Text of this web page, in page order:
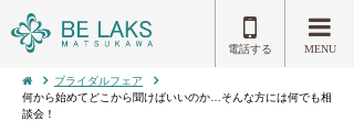
電話する MENU
ブライダルフェア
何から始めてどこから聞けばいいのか…そんな方には何でも相
談会！